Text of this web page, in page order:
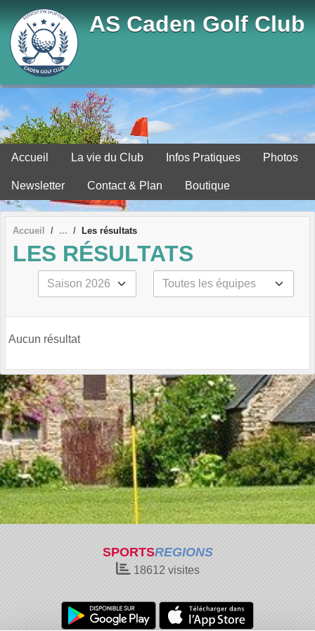
AS Caden Golf Club
Accueil La vie du Club Infos Pratiques Photos
Newsletter Contact & Plan Boutique
Accueil Les résultats
LES RÉSULTATS
Aucun résultat
SPORTSREGIONS
18612 visites
Panneau de gestion des cookies